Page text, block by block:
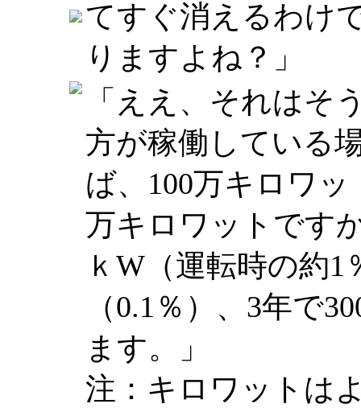
てすぐ消えるわけ
りますよね？」
「ええ、それはそ
方が稼働している
ば、100万キロワ
万キロワットです
ｋW（運転時の約1
（0.1％）、3年で
ます。」
注：キロワットは